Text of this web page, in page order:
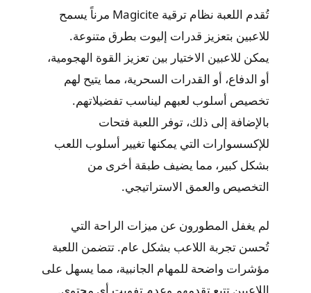
تُقدم اللعبة نظام ترقية Magicite مرناً يسمح
للاعبين بتعزيز قدرات إليوت بطرق متنوعة.
يمكن للاعبين الاختيار بين تعزيز القوة الهجومية،
أو الدفاع، أو القدرات السحرية، مما يتيح لهم
تخصيص أسلوب لعبهم ليناسب تفضيلاتهم.
بالإضافة إلى ذلك، توفر اللعبة فتحات
للإكسسوارات التي يمكنها تغيير أسلوب اللعب
بشكل كبير، مما يضيف طبقة أخرى من
التخصيص والعمق الاستراتيجي.
لم يغفل المطورون عن ميزات الراحة التي
تُحسن تجربة اللاعب بشكل عام. تتضمن اللعبة
مؤشرات واضحة للمهام الجانبية، مما يسهل على